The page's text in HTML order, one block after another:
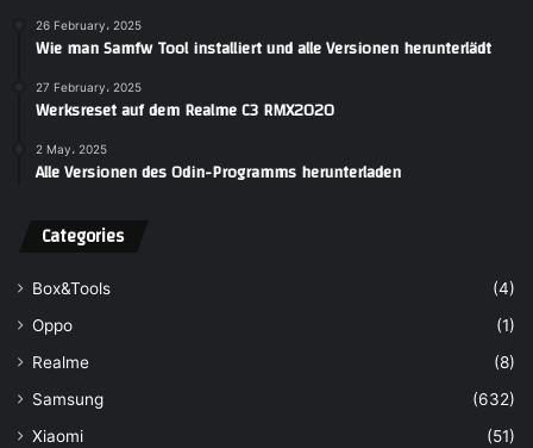
26 February، 2025
Wie man Samfw Tool installiert und alle Versionen herunterlädt
27 February، 2025
Werksreset auf dem Realme C3 RMX2020
2 May، 2025
Alle Versionen des Odin-Programms herunterladen
Categories
Box&Tools
(4)
Oppo
(1)
Realme
(8)
Samsung
(632)
Xiaomi
(51)